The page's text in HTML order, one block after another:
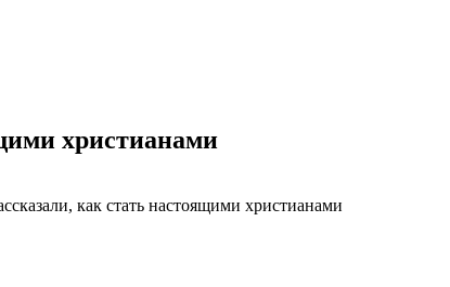
христианами